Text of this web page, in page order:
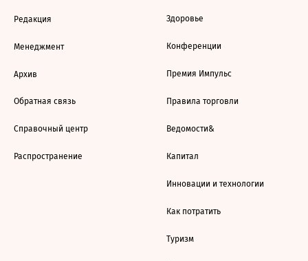
Редакция
Менеджмент
Архив
Обратная связь
Справочный центр
Распространение
Здоровье
Конференции
Премия Импульс
Правила торговли
Ведомости&
Капитал
Инновации и технологии
Как потратить
Туризм